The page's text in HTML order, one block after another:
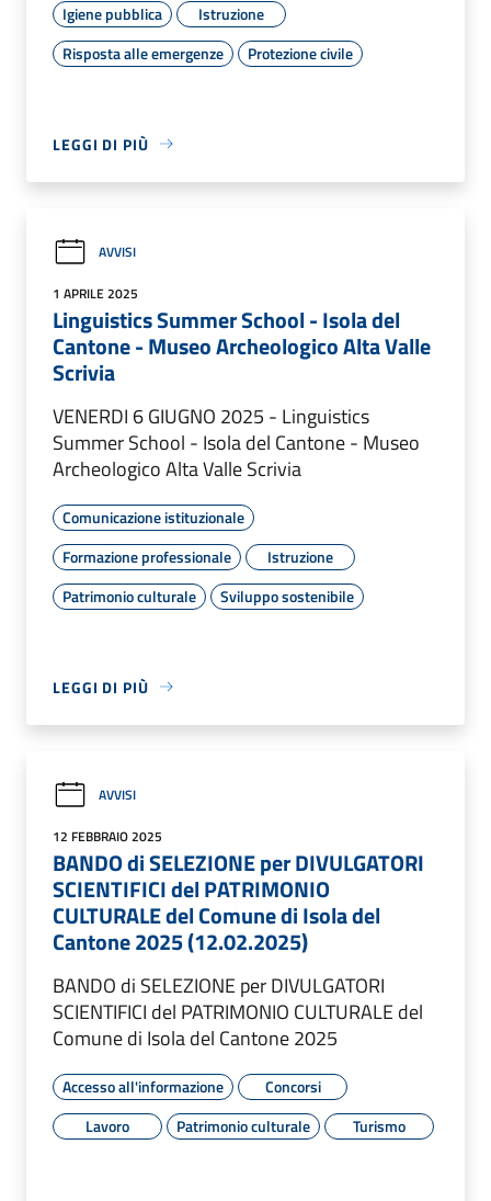
Igiene pubblica
Istruzione
Risposta alle emergenze
Protezione civile
LEGGI DI PIÙ
AVVISI
1 APRILE 2025
Linguistics Summer School - Isola del
Cantone - Museo Archeologico Alta Valle
Scrivia
VENERDI 6 GIUGNO 2025 - Linguistics
Summer School - Isola del Cantone - Museo
Archeologico Alta Valle Scrivia
Comunicazione istituzionale
Formazione professionale
Istruzione
Patrimonio culturale
Sviluppo sostenibile
LEGGI DI PIÙ
AVVISI
12 FEBBRAIO 2025
BANDO di SELEZIONE per DIVULGATORI
SCIENTIFICI del PATRIMONIO
CULTURALE del Comune di Isola del
Cantone 2025 (12.02.2025)
BANDO di SELEZIONE per DIVULGATORI
SCIENTIFICI del PATRIMONIO CULTURALE del
Comune di Isola del Cantone 2025
Accesso all'informazione
Concorsi
Lavoro
Patrimonio culturale Turismo